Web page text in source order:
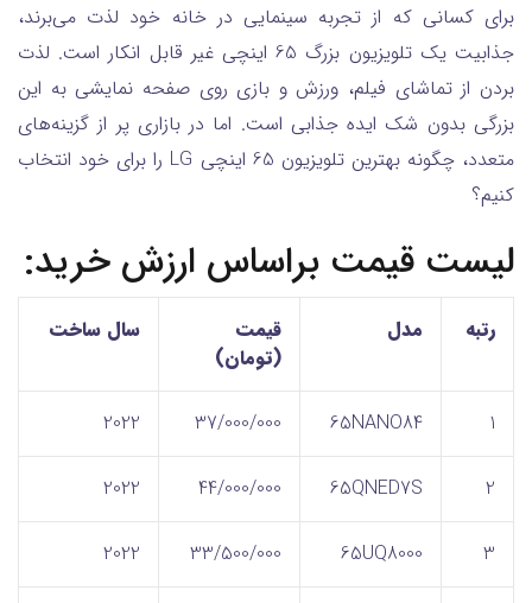
برای کسانی که از تجربه سینمایی در خانه خود لذت می‌برند،
جذابیت یک تلویزیون بزرگ 65 اینچی غیر قابل انکار است. لذت
بردن از تماشای فیلم، ورزش و بازی روی صفحه نمایشی به این
بزرگی بدون شک ایده جذابی است. اما در بازاری پر از گزینه‌های
متعدد، چگونه بهترین تلویزیون 65 اینچی LG را برای خود انتخاب
کنیم؟
لیست قیمت براساس ارزش خرید:
رتبه مدل
قیمت
(تومان)
سال ساخت
1
65NANO84
37/000/000
2022
2
65QNED7S
44/000/000
2022
3
65UQ8000
33/500/000
2022